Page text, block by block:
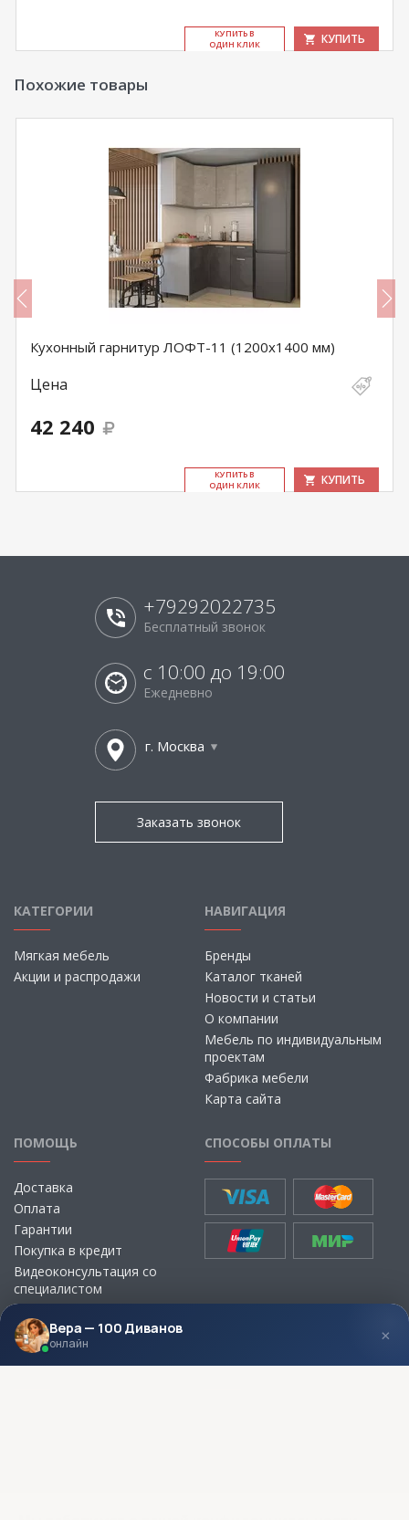
КУ­ПИТЬ В
ОДИН КЛИК
КУПИТЬ
Похожие товары
Кухонный гарнитур ЛОФТ-11 (1200х1400 мм)
Цена
42 240
КУ­ПИТЬ В
ОДИН КЛИК
КУПИТЬ
+79292022735
Бесплатный звонок
с 10:00 до 19:00
Ежедневно
г. Москва
Заказать звонок
КАТЕГОРИИ
Мягкая мебель
Акции и распродажи
НАВИГАЦИЯ
Бренды
Каталог тканей
Новости и статьи
О компании
Мебель по индивидуальным
проектам
Фабрика мебели
Карта сайта
ПОМОЩЬ
Доставка
Оплата
Гарантии
Покупка в кредит
Видеоконсультация со
специалистом
Выбор ткани для мебели без
визита в магазин
СПОСОБЫ ОПЛАТЫ
МЫ В СОЦСЕТЯХ КОНТАКТЫ
Вера — 100 Диванов
онлайн ×